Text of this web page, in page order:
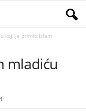
koji je primio Islam
mladiću